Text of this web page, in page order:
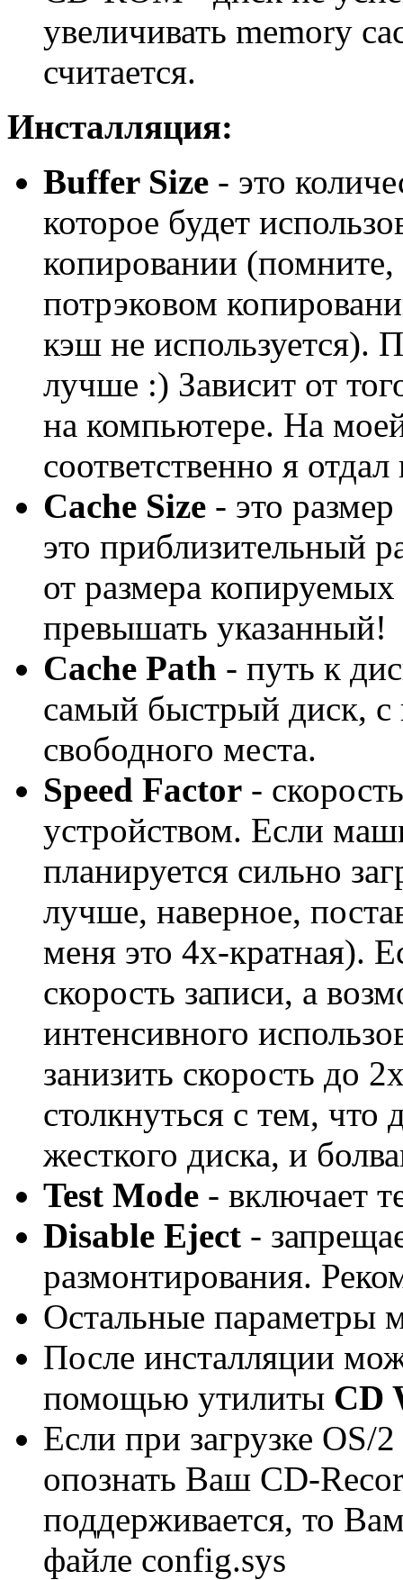
увеличивать memory
считается.
Инсталляция:
Buffer Size - это
которое будет
копировании
потрэковом
кэш не используется).
лучше :) Зависит от
на компьютере. На
соответственно я
Cache Size - это
это приблизительный
от размера
превышать указанный!
Cache Path - путь к
самый быстрый диск,
свободного места.
Speed Factor -
устройством. Если
планируется сильно
лучше, наверное,
меня это 4x-кратная).
скорость записи, а
интенсивного
занизить скорость до
столкнуться с тем, что
жесткого диска, и
Test Mode - включает
Disable Eject -
размонтирования.
Остальные параметры
После инсталляции
помощью утилиты CD
Если при загрузке
опознать Ваш CD-
поддерживается, то
файле config.sys